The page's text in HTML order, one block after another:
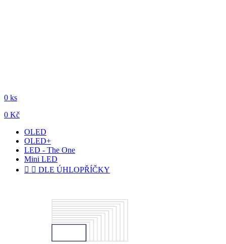
0 ks
0 Kč
OLED
OLED+
LED - The One
Mini LED
  DLE ÚHLOPŘÍČKY